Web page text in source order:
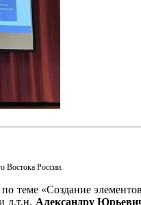
России.
«Создание элементов
д.т.н. Александру